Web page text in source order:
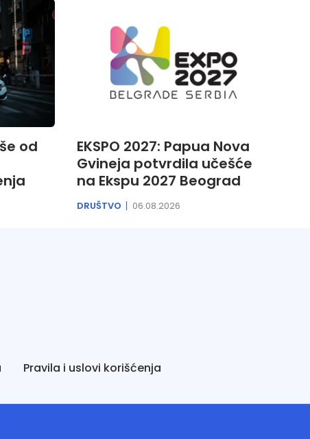
od
EKSPO 2027: Papua Nova
Gvineja potvrdila učešće
na Ekspu 2027 Beograd
DRUŠTVO 06.08.2026
Pravila i uslovi korišćenja